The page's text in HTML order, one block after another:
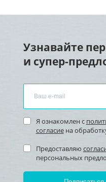
Узнавайте
и супер-
Я ознакомлен с
согласиена
Предоставляю
персональных